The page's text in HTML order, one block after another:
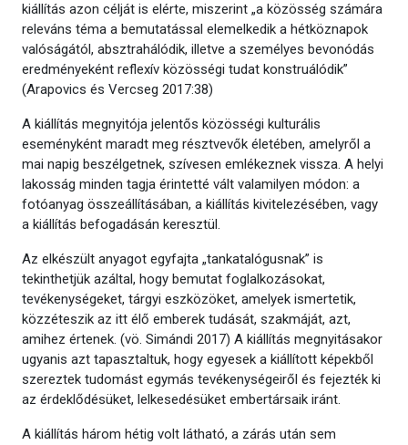
kiállítás azon célját is elérte, miszerint „a közösség számára
releváns téma a bemutatással elemelkedik a hétköznapok
valóságától, absztrahálódik, illetve a személyes bevonódás
eredményeként reflexív közösségi tudat konstruálódik”
(Arapovics és Vercseg 2017:38)
A kiállítás megnyitója jelentős közösségi kulturális
eseményként maradt meg résztvevők életében, amelyről a
mai napig beszélgetnek, szívesen emlékeznek vissza. A helyi
lakosság minden tagja érintetté vált valamilyen módon: a
fotóanyag összeállításában, a kiállítás kivitelezésében, vagy
a kiállítás befogadásán keresztül.
Az elkészült anyagot egyfajta „tankatalógusnak” is
tekinthetjük azáltal, hogy bemutat foglalkozásokat,
tevékenységeket, tárgyi eszközöket, amelyek ismertetik,
közzéteszik az itt élő emberek tudását, szakmáját, azt,
amihez értenek. (vö. Simándi 2017) A kiállítás megnyitásakor
ugyanis azt tapasztaltuk, hogy egyesek a kiállított képekből
szereztek tudomást egymás tevékenységeiről és fejezték ki
az érdeklődésüket, lelkesedésüket embertársaik iránt.
A kiállítás három hétig volt látható, a zárás után sem